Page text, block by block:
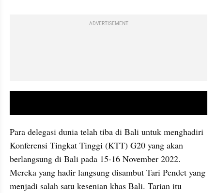
ADVERTISEMENT
Para delegasi dunia telah tiba di Bali untuk menghadiri
Konferensi Tingkat Tinggi (KTT) G20 yang akan
berlangsung di Bali pada 15-16 November 2022.
Mereka yang hadir langsung disambut Tari Pendet yang
menjadi salah satu kesenian khas Bali. Tarian itu